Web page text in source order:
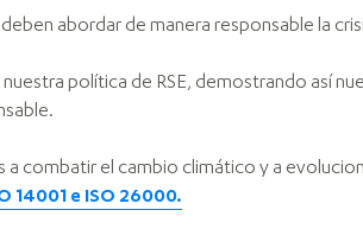
abordar de manera responsable la
política de RSE, demostrando así
combatir el cambio climático y a
14001 e ISO 26000.